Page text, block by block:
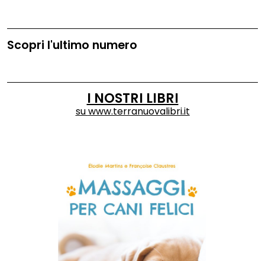
Scopri l'ultimo numero
I NOSTRI LIBRI
suwww.terranuovalibri.it